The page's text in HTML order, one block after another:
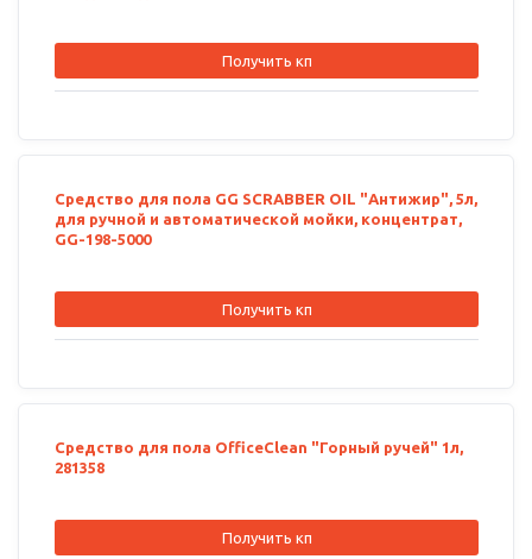
Получить кп
Средство для пола GG SCRABBER OIL "Антижир", 5л,
для ручной и автоматической мойки, концентрат,
GG-198-5000
Получить кп
Средство для пола OfficeClean "Горный ручей" 1л,
281358
Получить кп